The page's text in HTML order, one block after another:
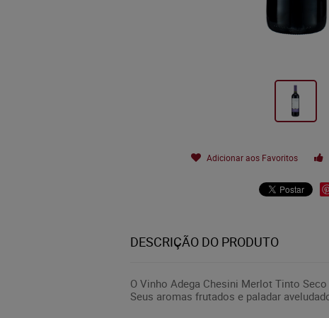
Adicionar aos Favoritos
DESCRIÇÃO DO PRODUTO
O Vinho Adega Chesini Merlot Tinto
Seus aromas frutados e paladar